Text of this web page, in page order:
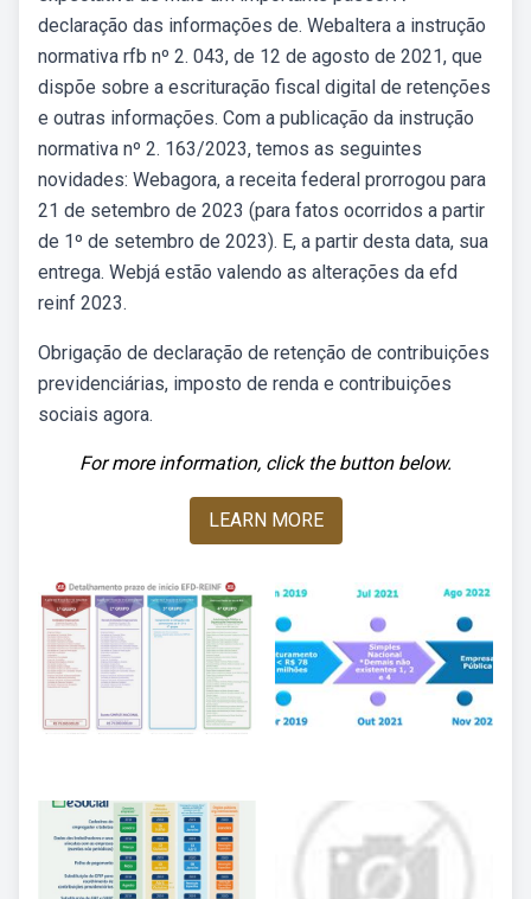
declaração das informações de. Webaltera a instrução
normativa rfb nº 2. 043, de 12 de agosto de 2021, que
dispõe sobre a escrituração fiscal digital de retenções
e outras informações. Com a publicação da instrução
normativa nº 2. 163/2023, temos as seguintes
novidades: Webagora, a receita federal prorrogou para
21 de setembro de 2023 (para fatos ocorridos a partir
de 1º de setembro de 2023). E, a partir desta data, sua
entrega. Webjá estão valendo as alterações da efd
reinf 2023.
Obrigação de declaração de retenção de contribuições
previdenciárias, imposto de renda e contribuições
sociais agora.
For more information, click the button below.
LEARN MORE